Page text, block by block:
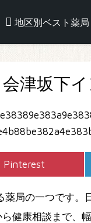
地区別ベスト薬局
津坂下
Share
Pinterest
局の一つです
健康相談まで、